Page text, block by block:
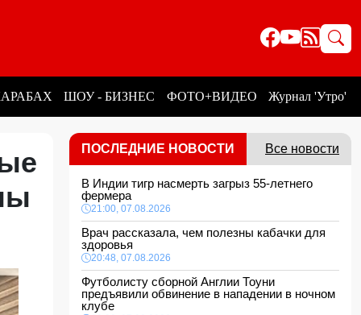
ШОУ - БИЗНЕС ФОТО+ВИДЕО Журнал 'Утро'
ПОСЛЕДНИЕ НОВОСТИ Все новости
В Индии тигр насмерть загрыз 55-летнего
фермера
21:00, 07.08.2026
Врач рассказала, чем полезны кабачки для
здоровья
20:48, 07.08.2026
Футболисту сборной Англии Тоуни
предъявили обвинение в нападении в ночном
клубе